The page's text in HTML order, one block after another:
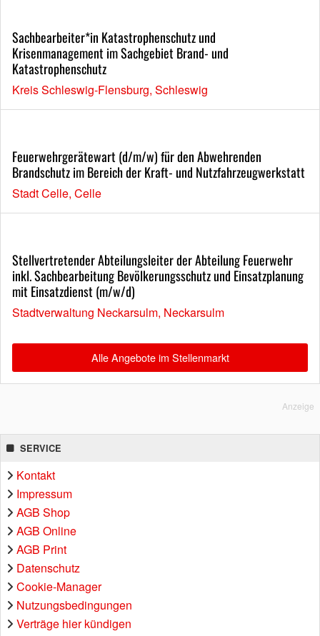
Sachbearbeiter*in Katastrophenschutz und
Krisenmanagement im Sachgebiet Brand- und
Katastrophenschutz
Kreis Schleswig-Flensburg, Schleswig
Feuerwehrgerätewart (d/m/w) für den Abwehrenden
Brandschutz im Bereich der Kraft- und Nutzfahrzeugwerkstatt
Stadt Celle, Celle
Stellvertretender Abteilungsleiter der Abteilung Feuerwehr
inkl. Sachbearbeitung Bevölkerungsschutz und Einsatzplanung
mit Einsatzdienst (m/w/d)
Stadtverwaltung Neckarsulm, Neckarsulm
Alle Angebote im Stellenmarkt
Anzeige
SERVICE
Kontakt
Impressum
AGB Shop
AGB Online
AGB Print
Datenschutz
Cookie-Manager
Nutzungsbedingungen
Verträge hier kündigen